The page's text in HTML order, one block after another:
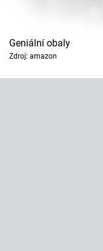
Geniální obaly
Zdroj: amazon